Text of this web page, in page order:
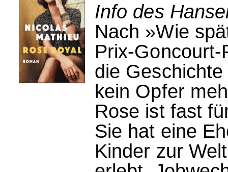
Info des
Nach »Wie
Prix-
die
kein Opfer
Rose ist fast
Sie hat eine
Kinder zur